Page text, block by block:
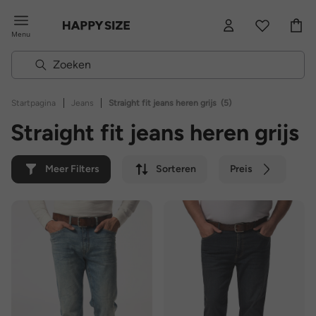
Menu
Startpagina | Jeans | Straight fit jeans heren grijs (5)
Straight fit jeans heren grijs
Meer Filters Sorteren Preis